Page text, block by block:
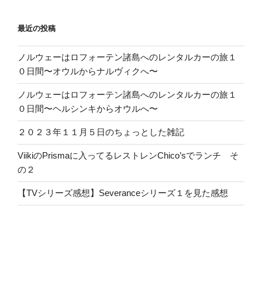
最近の投稿
ノルウェーはロフォーテン諸島へのレンタルカーの旅１
０日間〜オウルからナルヴィクへ〜
ノルウェーはロフォーテン諸島へのレンタルカーの旅１
０日間〜ヘルシンキからオウルへ〜
２０２３年１１月５日のちょっとした雑記
ViikiのPrismaに入ってるレストレンChico’sでランチ そ
の２
【TVシリーズ感想】Severanceシリーズ１を見た感想